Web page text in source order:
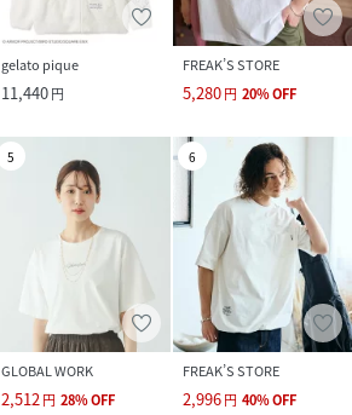
gelato pique
11,440円
FREAK’S STORE
5,280円 20%OFF
5
GLOBAL WORK
2,512円 28%OFF
6
FREAK’S STORE
2,996円 40%OFF